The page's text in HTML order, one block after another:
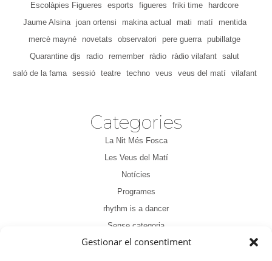
Gestionar el consentiment
Escolàpies Figueres
esports figueres friki time
hardcore
Jaume Alsina
joan ortensi makina actual mati matí
mentida
mercè mayné
novetats observatori pere guerra pubillatge
Quarantine djs
radio remember ràdio ràdio vilafant salut
saló de la fama
sessió teatre techno veus veus del matí vilafant
Categories
La Nit Més Fosca
Les Veus del Matí
Notícies
Programes
rhythm is a dancer
Sense categoria
Tertúlia